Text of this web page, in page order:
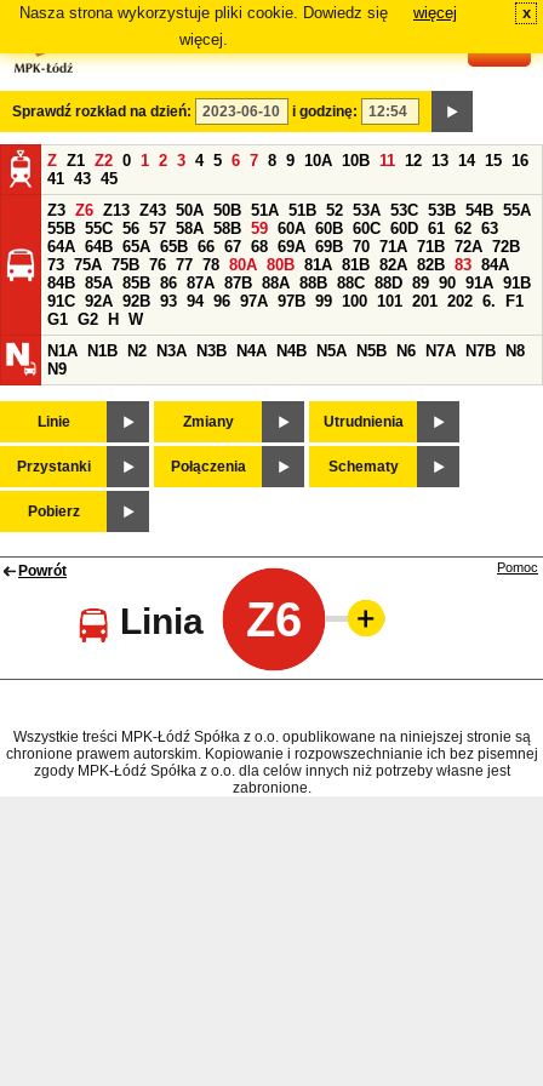
Nasza strona wykorzystuje pliki cookie. Dowiedz się
więcej.
więcej x
Sprawdź rozkład na dzień: i godzinę:
Z Z1 Z2 0 1 2 3 4 5 6 7 8 9 10A 10B 11 12 13 14 15 16
41 43 45
Z3 Z6 Z13 Z43 50A 50B 51A 51B 52 53A 53C 53B 54B 55A
55B 55C 56 57 58A 58B 59 60A 60B 60C 60D 61 62 63
64A 64B 65A 65B 66 67 68 69A 69B 70 71A 71B 72A 72B
73 75A 75B 76 77 78 80A 80B 81A 81B 82A 82B 83 84A
84B 85A 85B 86 87A 87B 88A 88B 88C 88D 89 90 91A 91B
91C 92A 92B 93 94 96 97A 97B 99 100 101 201 202 6.
F1
G1 G2 H
W
N1A
N1B N2 N3A N3B N4A N4B N5A N5B N6 N7A N7B
N8
N9
Linie Zmiany Utrudnienia
Przystanki Połączenia Schematy
Pobierz
Powrót
Linia Z6
Pomoc
Wszystkie treści MPK-Łódź Spółka z o.o. opublikowane na niniejszej stronie są
chronione prawem autorskim. Kopiowanie i rozpowszechnianie ich bez pisemnej
zgody MPK-Łódź Spółka z o.o. dla celów innych niż potrzeby własne jest
zabronione.